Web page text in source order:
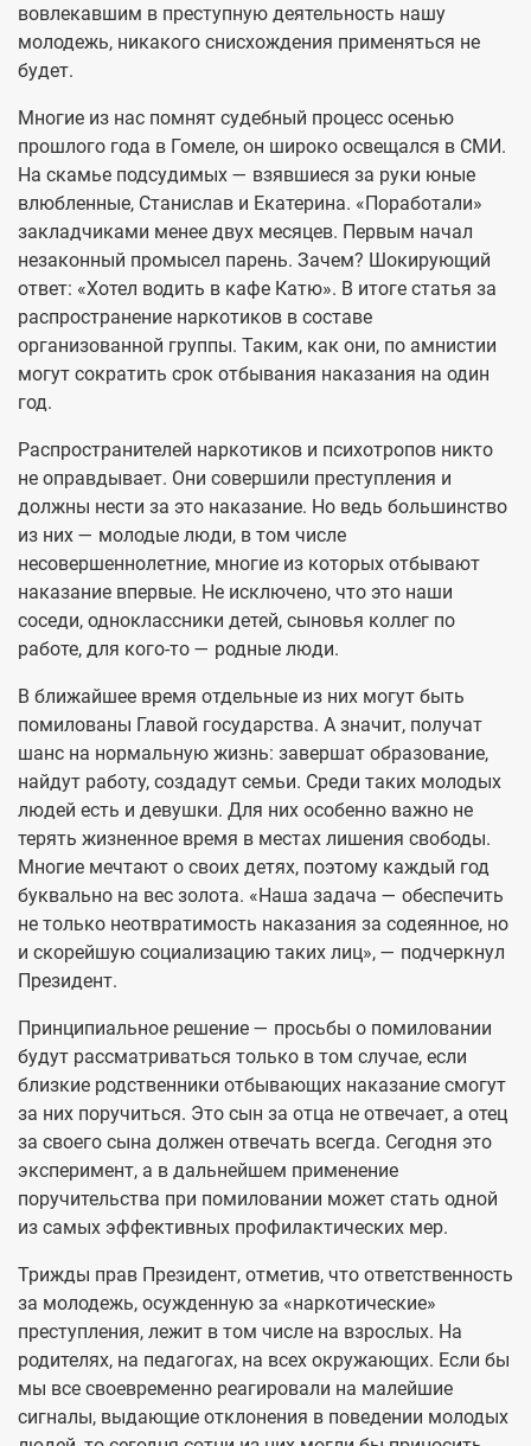
вовлекавшим в преступную деятельность нашу
молодежь, никакого снисхождения применяться не
будет.
Многие из нас помнят судебный процесс осенью
прошлого года в Гомеле, он широко освещался в СМИ.
На скамье подсудимых — взявшиеся за руки юные
влюбленные, Станислав и Екатерина. «Поработали»
закладчиками менее двух месяцев. Первым начал
незаконный промысел парень. Зачем? Шокирующий
ответ: «Хотел водить в кафе Катю». В итоге статья за
распространение наркотиков в составе
организованной группы. Таким, как они, по амнистии
могут сократить срок отбывания наказания на один
год.
Распространителей наркотиков и психотропов никто
не оправдывает. Они совершили преступления и
должны нести за это наказание. Но ведь большинство
из них — молодые люди, в том числе
несовершеннолетние, многие из которых отбывают
наказание впервые. Не исключено, что это наши
соседи, одноклассники детей, сыновья коллег по
работе, для кого-то — родные люди.
В ближайшее время отдельные из них могут быть
помилованы Главой государства. А значит, получат
шанс на нормальную жизнь: завершат образование,
найдут работу, создадут семьи. Среди таких молодых
людей есть и девушки. Для них особенно важно не
терять жизненное время в местах лишения свободы.
Многие мечтают о своих детях, поэтому каждый год
буквально на вес золота. «Наша задача — обеспечить
не только неотвратимость наказания за содеянное, но
и скорейшую социализацию таких лиц», — подчеркнул
Президент.
Принципиальное решение — просьбы о помиловании
будут рассматриваться только в том случае, если
близкие родственники отбывающих наказание смогут
за них поручиться. Это сын за отца не отвечает, а отец
за своего сына должен отвечать всегда. Сегодня это
эксперимент, а в дальнейшем применение
поручительства при помиловании может стать одной
из самых эффективных профилактических мер.
Трижды прав Президент, отметив, что ответственность
за молодежь, осужденную за «наркотические»
преступления, лежит в том числе на взрослых. На
родителях, на педагогах, на всех окружающих. Если бы
мы все своевременно реагировали на малейшие
сигналы, выдающие отклонения в поведении молодых